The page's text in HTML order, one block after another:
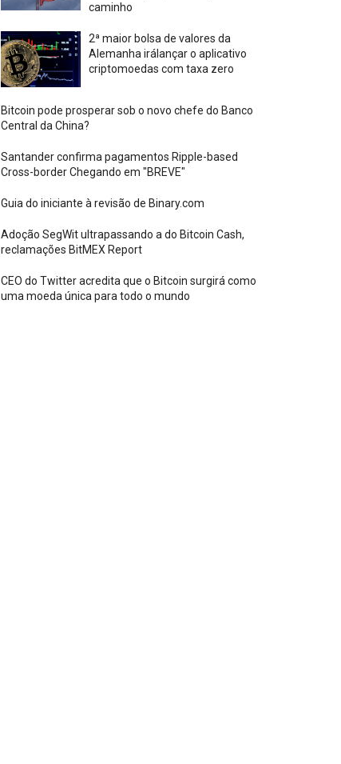
caminho
2ª maior bolsa de valores da
Alemanha irálançar o aplicativo
criptomoedas com taxa zero
Bitcoin pode prosperar sob o novo chefe do Banco
Central da China?
Santander confirma pagamentos Ripple-based
Cross-border Chegando em "BREVE"
Guia do iniciante à revisão de Binary.com
Adoção SegWit ultrapassando a do Bitcoin Cash,
reclamações BitMEX Report
CEO do Twitter acredita que o Bitcoin surgirá como
uma moeda única para todo o mundo